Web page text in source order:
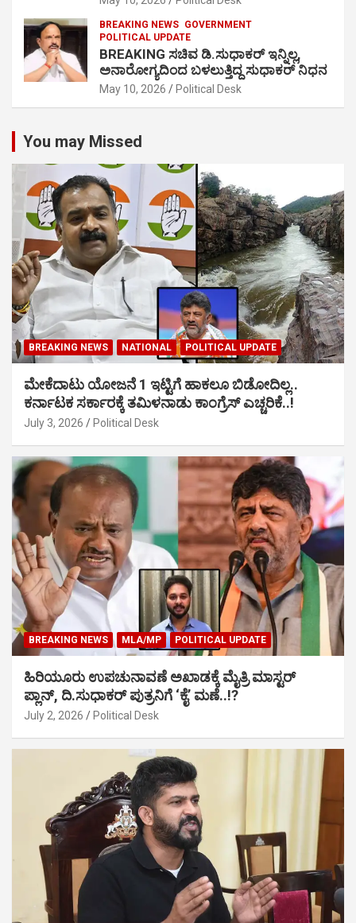
BREAKING NEWS GOVERNMENT
POLITICAL UPDATE
BREAKING ಸಚಿವ ಡಿ.ಸುಧಾಕರ್ ಇನ್ನಿಲ್ಲ,
ಅನಾರೋಗ್ಯದಿಂದ ಬಳಲುತ್ತಿದ್ದ ಸುಧಾಕರ್ ನಿಧನ
May 10, 2026 Political Desk
You may Missed
BREAKING NEWS NATIONAL POLITICAL UPDATE
ಮೇಕೆದಾಟು ಯೋಜನೆ 1 ಇಟ್ಟಿಗೆ ಹಾಕಲೂ ಬಿಡೋದಿಲ್ಲ..
ಕರ್ನಾಟಕ ಸರ್ಕಾರಕ್ಕೆ ತಮಿಳನಾಡು ಕಾಂಗ್ರೆಸ್ ಎಚ್ಚರಿಕೆ..!
July 3, 2026 Political Desk
BREAKING NEWS MLA/MP POLITICAL UPDATE
ಹಿರಿಯೂರು ಉಪಚುನಾವಣೆ ಅಖಾಡಕ್ಕೆ ಮೈತ್ರಿ ಮಾಸ್ಟರ್
ಪ್ಲಾನ್, ದಿ.ಸುಧಾಕರ್ ಪುತ್ರನಿಗೆ ‘ಕೈ’ ಮಣೆ..!?
July 2, 2026 Political Desk